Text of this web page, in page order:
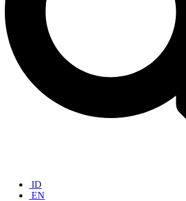
ID
EN